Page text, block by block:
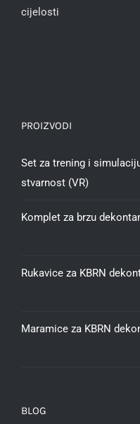
cijelosti
PROIZVODI
Set za trening i
stvarnost (VR)
Komplet za brzu
Rukavice za KBRN
Maramice za KBRN
BLOG